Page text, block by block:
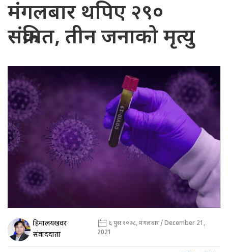
मंगलबार थपिए २९०
संक्रमित, तीन जनाको मृत्यु
हिमालयखवर
संवाददाता
६ पुस २०७८, मंगलबार / December 21,
2021